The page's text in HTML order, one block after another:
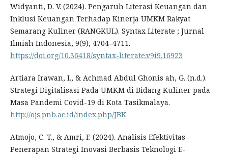
Widyanti, D. V. (2024). Pengaruh Literasi Keuangan dan
Inklusi Keuangan Terhadap Kinerja UMKM Rakyat
Semarang Kuliner (RANGKUL). Syntax Literate ; Jurnal
Ilmiah Indonesia, 9(9), 4704–4711.
https://doi.org/10.36418/syntax-literate.v9i9.16923
Artiara Irawan, I., & Achmad Abdul Ghonis ah, G. (n.d.).
Strategi Digitalisasi Pada UMKM di Bidang Kuliner pada
Masa Pandemi Covid-19 di Kota Tasikmalaya.
http://ojs.pnb.ac.id/index.php/JBK
Atmojo, C. T., & Amri, F. (2024). Analisis Efektivitas
Penerapan Strategi Inovasi Berbasis Teknologi E-